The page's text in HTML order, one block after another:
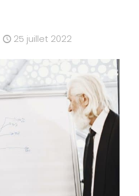
25 juillet 2022